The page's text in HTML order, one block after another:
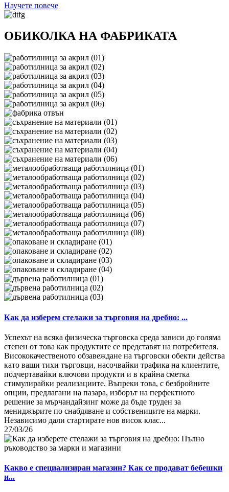
Научете повече
ОБИКОЛКА НА ФАБРИКАТА
Как да изберем стелажи за търговия на дребно: ...
Успехът на всяка физическа търговска среда зависи до голяма
степен от това как продуктите се представят на потребителя.
Висококачественото обзавеждане на търговски обекти действа
като ваши тихи търговци, насочвайки трафика на клиентите,
подчертавайки ключови продукти и в крайна сметка
стимулирайки реализациите. Въпреки това, с безбройните
опции, предлагани на пазара, изборът на перфектното
решение за мърчандайзинг може да бъде труден за
мениджърите по снабдяване и собствениците на марки.
Независимо дали стартирате нов висок клас...
27/03/26
Какво е специализиран магазин? Как се продават бебешки
и...